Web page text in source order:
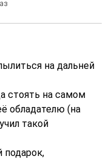
на дальней
стоять на самом
обладателю (на
такой